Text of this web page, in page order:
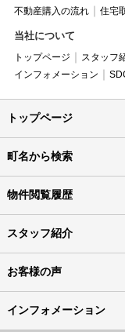
不動産購入の流れ 住宅
当社について
トップページ スタッフ
インフォメーション
トップページ
町名から検索
物件閲覧履歴
スタッフ紹介
お客様の声
インフォメーション